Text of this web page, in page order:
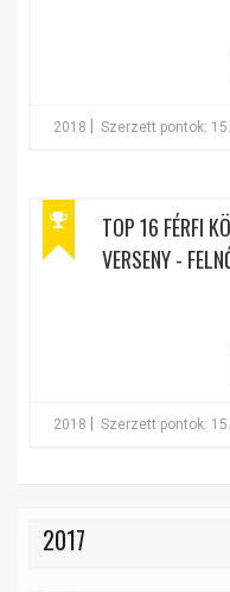
2018 Szerzett pontok:
TOP 16 FÉRFI
VERSENY -
2018 Szerzett pontok:
2017